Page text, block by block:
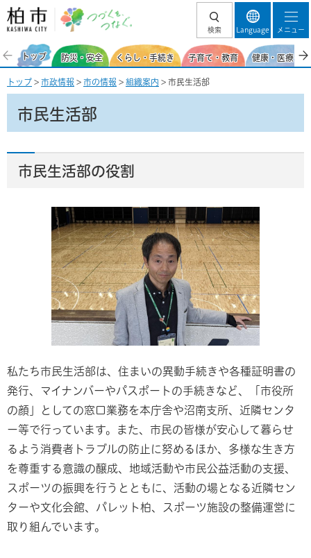
柏市 つづくを、
検索 Language メニュー
トップ 防災・安全 くらし・手続き 子育て・教育 健康・医療・
トップ > 市政情報 > 市の情報 > 組織案内 > 市民生活部
市民生活部
市民生活部の役割
私たち市民生活部は、住まいの異動手続きや各種証明書の
発行、マイナンバーやパスポートの手続きなど、「市役所
の顔」としての窓口業務を本庁舎や沼南支所、近隣センタ
ー等で行っています。また、市民の皆様が安心して暮らせ
るよう消費者トラブルの防止に努めるほか、多様な生き方
を尊重する意識の醸成、地域活動や市民公益活動の支援、
スポーツの振興を行うとともに、活動の場となる近隣セン
ターや文化会館、パレット柏、スポーツ施設の整備運営に
取り組んでいます。